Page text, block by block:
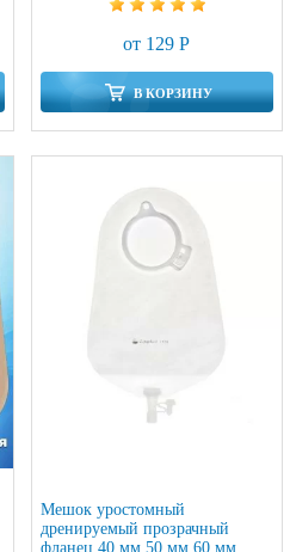
от 129 Р
В КОРЗИНУ
Мешок уростомный
дренируемый прозрачный
фланец 40 мм 50 мм 60 мм